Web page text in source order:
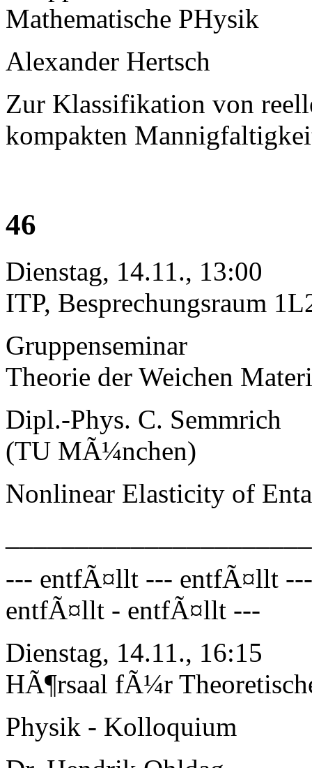
Mathematische PHysik
Alexander Hertsch
Zur Klassifikation von
kompakten
46
Dienstag, 14.11., 13:00
ITP, Besprechungsraum
Gruppenseminar
Theorie der Weichen
Dipl.-Phys. C. Semmrich
(TU MÃ¼nchen)
Nonlinear Elasticity of
--- entfÃ¤llt --- entfÃ¤llt
entfÃ¤llt - entfÃ¤llt ---
Dienstag, 14.11., 16:15
HÃ¶rsaal fÃ¼r
Physik - Kolloquium